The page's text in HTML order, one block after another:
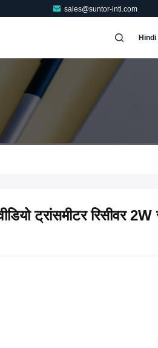
sales@suntor-intl.com
Hindi
ट्रांसमीटर रिसीवर 2W